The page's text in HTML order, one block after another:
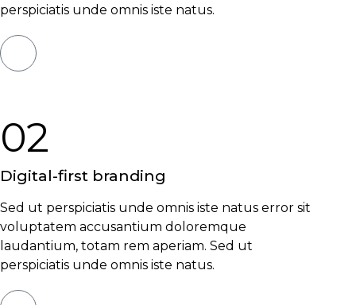
perspiciatis unde omnis iste natus.
02
Digital-first branding
Sed ut perspiciatis unde omnis iste natus error sit
voluptatem accusantium doloremque
laudantium, totam rem aperiam. Sed ut
perspiciatis unde omnis iste natus.